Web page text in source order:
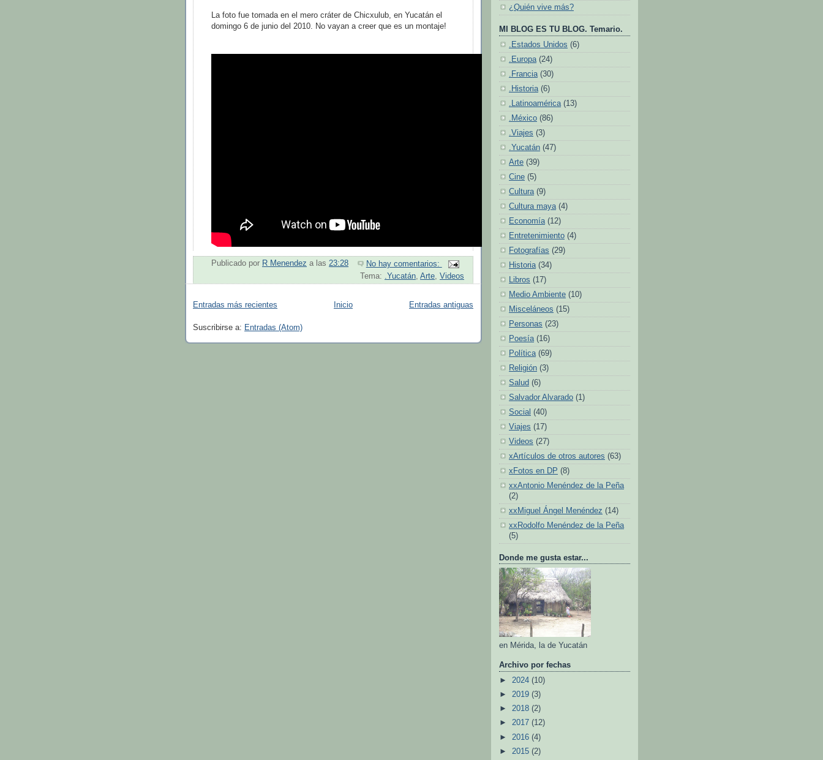
La foto fue tomada en el mero cráter de Chicxulub, en Yucatán el
domingo 6 de junio del 2010. No vayan a creer que es un montaje!
Publicado por R Menendez a las 23:28
No hay comentarios:
Tema: .Yucatán, Arte, Videos
Entradas más recientes Entradas antiguas
Inicio
Suscribirse a: Entradas (Atom)
¿Quién vive más?
MI BLOG ES TU BLOG. Temario.
.Estados Unidos (6)
.Europa (24)
.Francia (30)
.Historia (6)
.Latinoamérica (13)
.México (86)
.Viajes (3)
.Yucatán (47)
Arte (39)
Cine (5)
Cultura (9)
Cultura maya (4)
Economía (12)
Entretenimiento (4)
Fotografías (29)
Historia (34)
Libros (17)
Medio Ambiente (10)
Misceláneos (15)
Personas (23)
Poesía (16)
Política (69)
Religión (3)
Salud (6)
Salvador Alvarado (1)
Social (40)
Viajes (17)
Videos (27)
xArtículos de otros autores (63)
xFotos en DP (8)
xxAntonio Menéndez de la Peña
(2)
xxMiguel Ángel Menéndez (14)
xxRodolfo Menéndez de la Peña
(5)
Donde me gusta estar...
en Mérida, la de Yucatán
Archivo por fechas
► 2024 (10)
► 2019 (3)
► 2018 (2)
► 2017 (12)
► 2016 (4)
► 2015 (2)